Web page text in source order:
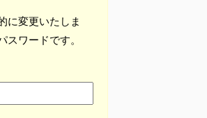
に変更いたしま
スワードです。